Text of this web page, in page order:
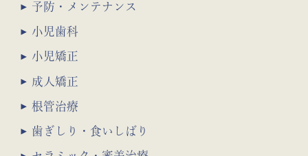
予防・メンテナンス
小児歯科
小児矯正
成人矯正
根管治療
歯ぎしり・食いしばり